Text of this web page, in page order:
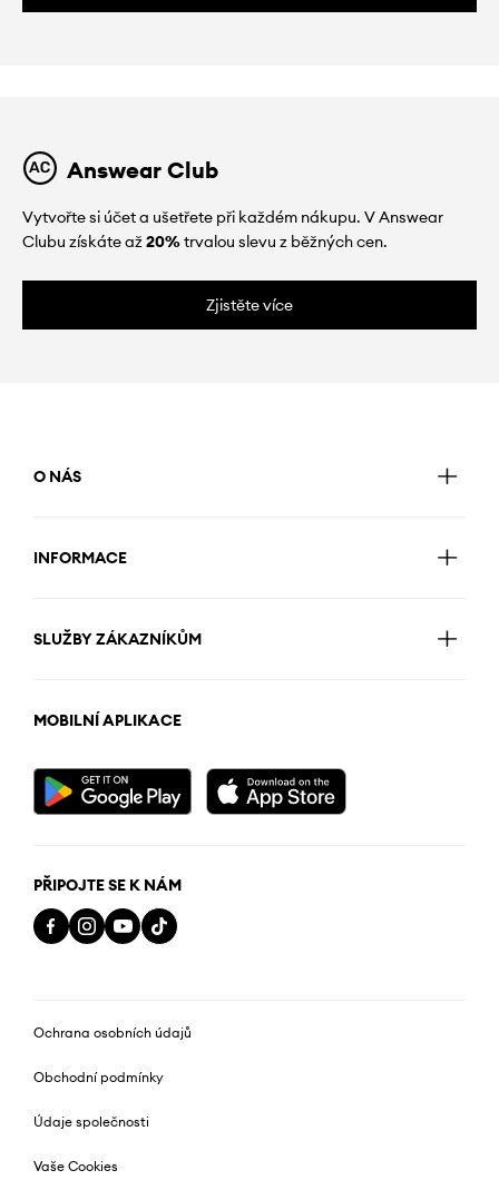
Answear Club
Vytvořte si účet a ušetřete při každém nákupu. V Answear
Clubu získáte až20%trvalou slevu z běžných cen.
Zjistěte více
O NÁS
INFORMACE
SLUŽBY ZÁKAZNÍKŮM
MOBILNÍ APLIKACE
PŘIPOJTE SE K NÁM
Ochrana osobních údajů
Obchodní podmínky
Údaje společnosti
Vaše Cookies